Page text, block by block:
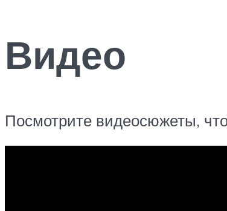
Видео
Посмотрите видеосюжеты,